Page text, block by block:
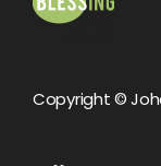
Copyright ©